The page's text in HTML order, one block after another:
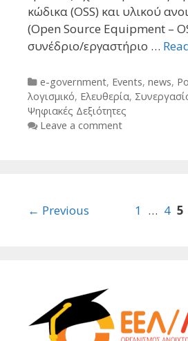
κώδικα (OSS) και υλικού
(Open Source Equipment –
συνέδριο/εργαστήριο …
Categories
e-government, Events, news,
λογισμικό, Ελευθερία,
Ψηφιακές Δεξιότητες
Leave a comment
Post
← Previous 1 … 4 5